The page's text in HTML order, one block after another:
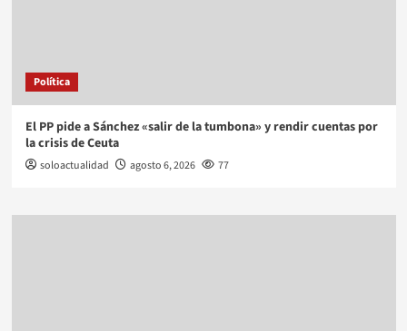
Política
El PP pide a Sánchez «salir de la tumbona» y rendir cuentas por
la crisis de Ceuta
soloactualidad agosto 6, 2026 77